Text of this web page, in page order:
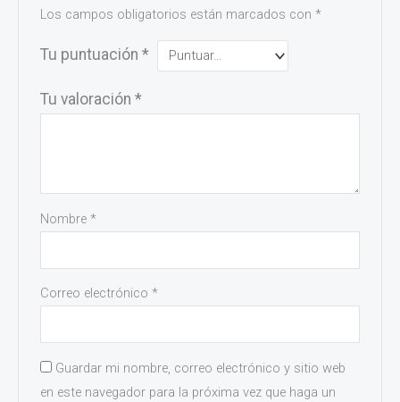
Los campos obligatorios están marcados con*
Tu puntuación*
Tu valoración*
Nombre*
Correo electrónico*
Guardar mi nombre, correo electrónico y sitio web
en este navegador para la próxima vez que haga un